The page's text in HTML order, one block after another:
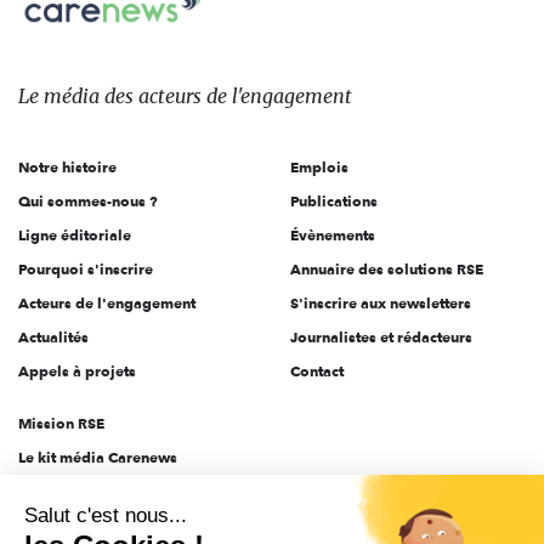
sur:
Le
des
l'engagement
Le média des acteurs de l'engagement
Notre histoire
Qui sommes-nous ?
Ligne éditoriale
Pourquoi s'inscrire
Acteurs de l'engagement
Actualités
Appels à projets
Emplois
Publications
Évènements
Annuaire des solutions RSE
S'inscrire aux newsletters
Journalistes et rédacteurs
Contact
Mission RSE
Le kit média Carenews
AEF info
Salut c'est nous...